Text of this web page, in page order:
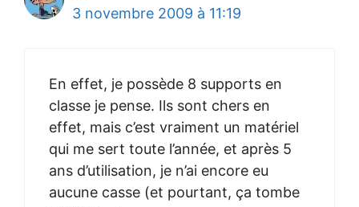
3 novembre 2009 à 11:19
En effet, je possède 8 supports en
classe je pense. Ils sont chers en
effet, mais c’est vraiment un matériel
qui me sert toute l’année, et après 5
ans d’utilisation, je n’ai encore eu
aucune casse (et pourtant, ça tombe